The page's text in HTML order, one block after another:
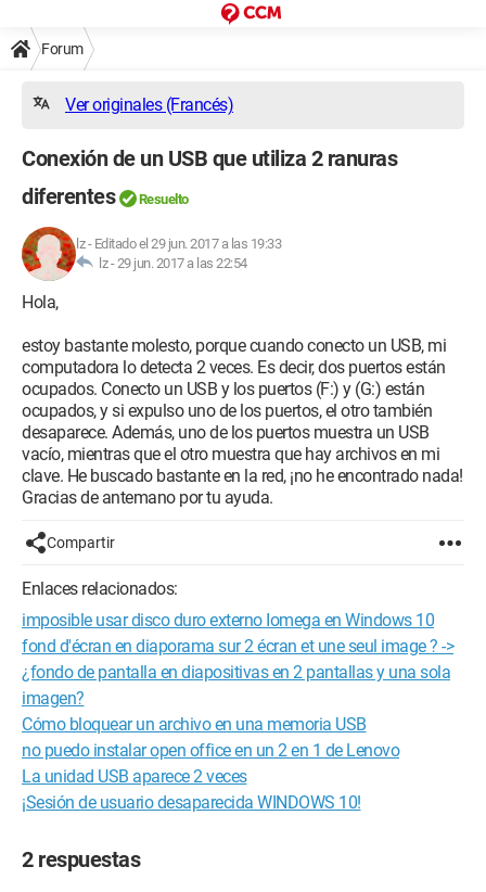
Forum
Ver originales (Francés)
Conexión de un USB que utiliza 2 ranuras
diferentes
Resuelto
lz- Editado el 29 jun. 2017 a las 19:33
lz -29 jun. 2017 a las 22:54
Hola,
estoy bastante molesto, porque cuando conecto un USB, mi
computadora lo detecta 2 veces. Es decir, dos puertos están
ocupados. Conecto un USB y los puertos (F:) y (G:) están
ocupados, y si expulso uno de los puertos, el otro también
desaparece. Además, uno de los puertos muestra un USB
vacío, mientras que el otro muestra que hay archivos en mi
clave. He buscado bastante en la red, ¡no he encontrado nada!
Gracias de antemano por tu ayuda.
Compartir
Enlaces relacionados:
imposible usar disco duro externo Iomega en Windows 10
fond d'écran en diaporama sur 2 écran et une seul image ? ->
¿fondo de pantalla en diapositivas en 2 pantallas y una sola
imagen?
Cómo bloquear un archivo en una memoria USB
no puedo instalar open office en un 2 en 1 de Lenovo
La unidad USB aparece 2 veces
¡Sesión de usuario desaparecida WINDOWS 10!
2 respuestas